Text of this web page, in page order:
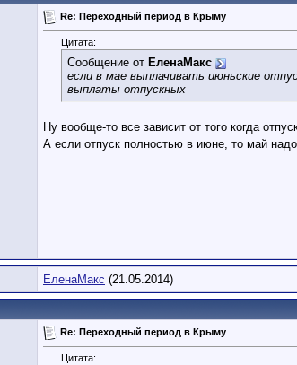
Re: Переходный период в Крыму
Цитата:
Сообщение от ЕленаМакс
если в мае выплачивать июньские
выплаты отпускных
Ну вообще-то все зависит от того когда
А если отпуск полностью в июне, то май надо
ЕленаМакс (21.05.2014)
Re: Переходный период в Крыму
Цитата: